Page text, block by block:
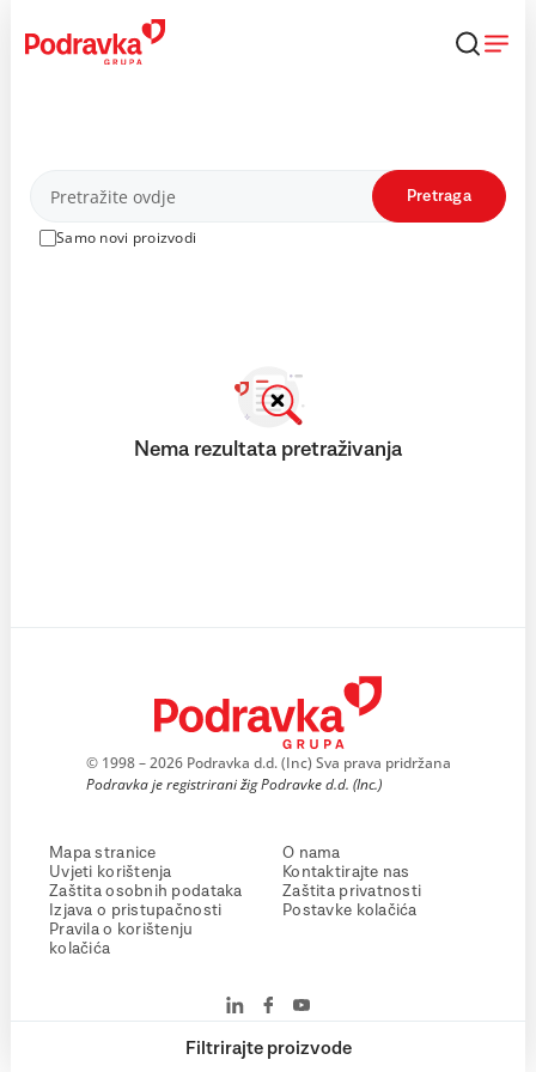
content
Proizvodi
Samo novi proizvodi
Pretraga
Filtrirajte proizvode
Nema rezultata pretraživanja
© 1998 – 2026 Podravka d.d. (Inc) Sva prava pridržana
Podravka je registrirani žig Podravke d.d. (Inc.)
Mapa stranice
Uvjeti korištenja
Zaštita osobnih podataka
Izjava o pristupačnosti
Pravila o korištenju
kolačića
O nama
Kontaktirajte nas
Zaštita privatnosti
Postavke kolačića